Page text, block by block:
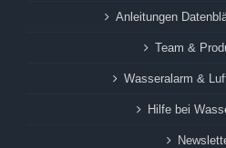
Anleitungen
Team &
Wasseralarm &
Hilfe bei